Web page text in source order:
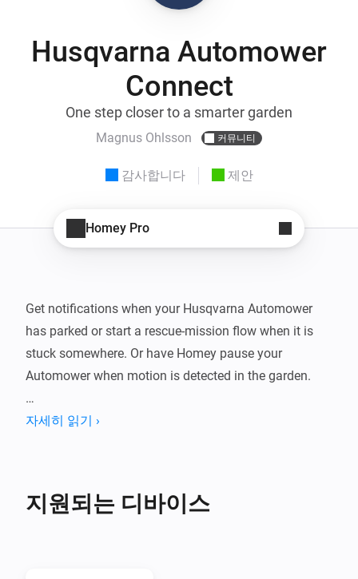
Husqvarna Automower
Connect
One step closer to a smarter garden
Magnus Ohlsson 커뮤니티
감사합니다 제안
Homey Pro
Get notifications when your Husqvarna Automower
has parked or start a rescue-mission flow when it is
stuck somewhere. Or have Homey pause your
Automower when motion is detected in the garden.
You could prevent your sprinklers from running at the
자세히 읽기 ›
지원되는 디바이스